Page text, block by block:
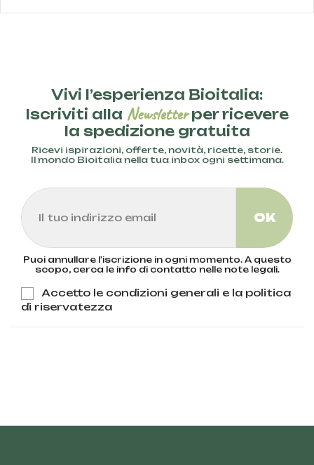
Vivi l’esperienza Bioitalia:
Iscriviti alla Newsletterper ricevere
la spedizione gratuita
Ricevi ispirazioni, offerte, novità, ricette, storie.
Il mondo Bioitalia nella tua inbox ogni settimana.
Puoi annullare l'iscrizione in ogni momento. A questo
scopo, cerca le info di contatto nelle note legali.
Accetto le condizioni generali e la politica
di riservatezza